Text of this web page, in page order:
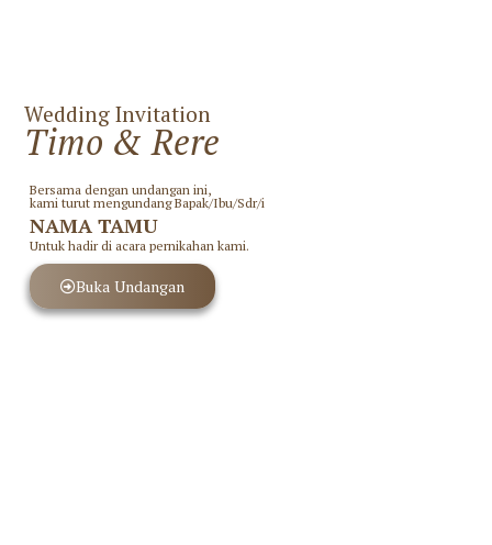
Wedding Invitation
Timo & Rere
Bersama dengan undangan ini,
kami turut mengundang Bapak/Ibu/Sdr/i
NAMA TAMU
Untuk hadir di acara pernikahan kami.
Buka Undangan